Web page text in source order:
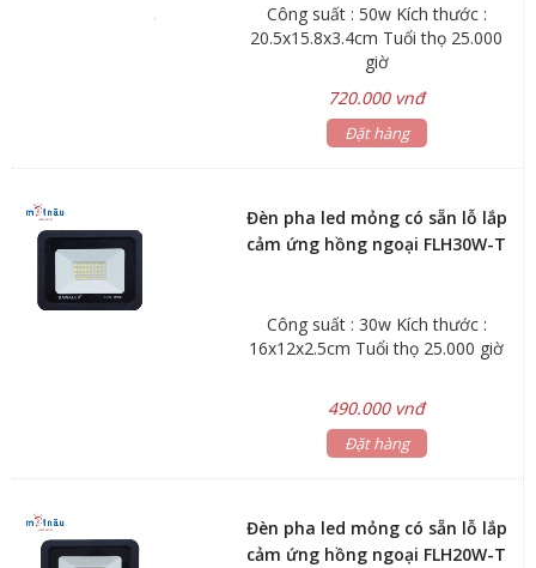
Công suất : 50w Kích thước :
20.5x15.8x3.4cm Tuổi thọ 25.000
giờ
720.000 vnđ
Đặt hàng
Đèn pha led mỏng có sẵn lỗ lắp
cảm ứng hồng ngoại FLH30W-T
Công suất : 30w Kích thước :
16x12x2.5cm Tuổi thọ 25.000 giờ
490.000 vnđ
Đặt hàng
Đèn pha led mỏng có sẵn lỗ lắp
cảm ứng hồng ngoại FLH20W-T